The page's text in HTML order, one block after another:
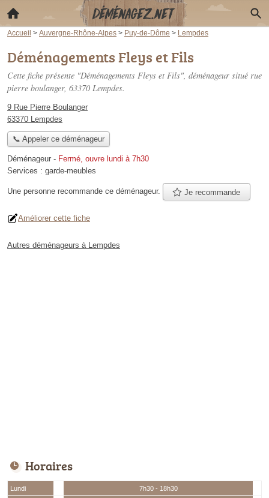
Accueil > Auvergne-Rhône-Alpes > Puy-de-Dôme > Lempdes
Déménagements Fleys et Fils
Cette fiche présente "Déménagements Fleys et Fils", déménageur situé rue
pierre boulanger, 63370 Lempdes.
9 Rue Pierre Boulanger
63370 Lempdes
📞 Appeler ce déménageur
Déménageur - Fermé, ouvre lundi à 7h30
Services : garde-meubles
Une personne recommande ce déménageur. Je recommande
Améliorer cette fiche
Autres déménageurs à Lempdes
Horaires
Lundi
7h30 - 18h30